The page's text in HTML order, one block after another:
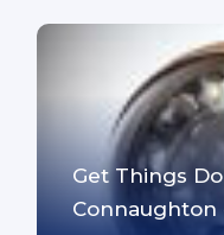
Get Things
Connaughton